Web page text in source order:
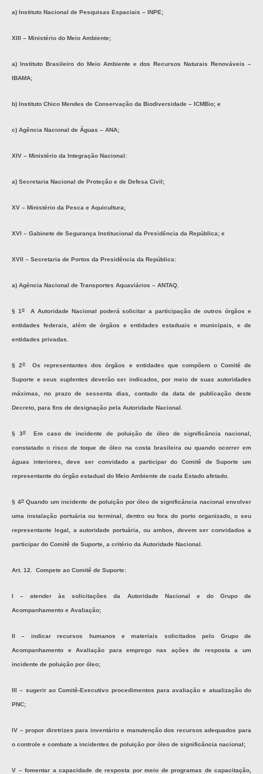
a) Instituto Nacional de Pesquisas Espaciais – INPE;
XIII – Ministério do Meio Ambiente;
a) Instituto Brasileiro do Meio Ambiente e dos Recursos Naturais Renováveis –
IBAMA;
b) Instituto Chico Mendes de Conservação da Biodiversidade – ICMBio; e
c) Agência Nacional de Águas – ANA;
XIV – Ministério da Integração Nacional:
a) Secretaria Nacional de Proteção e de Defesa Civil;
XV – Ministério da Pesca e Aquicultura;
XVI – Gabinete de Segurança Institucional da Presidência da República; e
XVII – Secretaria de Portos da Presidência da República:
a) Agência Nacional de Transportes Aquaviários – ANTAQ.
§ 1 oA Autoridade Nacional poderá solicitar a participação de outros órgãos e
entidades federais, além de órgãos e entidades estaduais e municipais, e de
entidades privadas.
§ 2o Os representantes dos órgãos e entidades que compõem o Comitê de
Suporte e seus suplentes deverão ser indicados, por meio de suas autoridades
máximas, no prazo de sessenta dias, contado da data de publicação deste
Decreto, para fins de designação pela Autoridade Nacional.
§ 3oEm caso de incidente de poluição de óleo de significância nacional,
constatado o risco de toque de óleo na costa brasileira ou quando ocorrer em
águas interiores, deve ser convidado a participar do Comitê de Suporte um
representante do órgão estadual do Meio Ambiente de cada Estado afetado.
§ 4oQuando um incidente de poluição por óleo de significância nacional envolver
uma instalação portuária ou terminal, dentro ou fora do porto organizado, o seu
representante legal, a autoridade portuária, ou ambos, devem ser convidados a
participar do Comitê de Suporte, a critério da Autoridade Nacional.
Art. 12. Compete ao Comitê de Suporte:
I – atender às solicitações da Autoridade Nacional e do Grupo de
Acompanhamento e Avaliação;
II – indicar recursos humanos e materiais solicitados pelo Grupo de
Acompanhamento e Avaliação para emprego nas ações de resposta a um
incidente de poluição por óleo;
III – sugerir ao Comitê-Executivo procedimentos para avaliação e atualização do
PNC;
IV – propor diretrizes para inventário e manutenção dos recursos adequados para
o controle e combate a incidentes de poluição por óleo de significância nacional;
V – fomentar a capacidade de resposta por meio de programas de capacitação,